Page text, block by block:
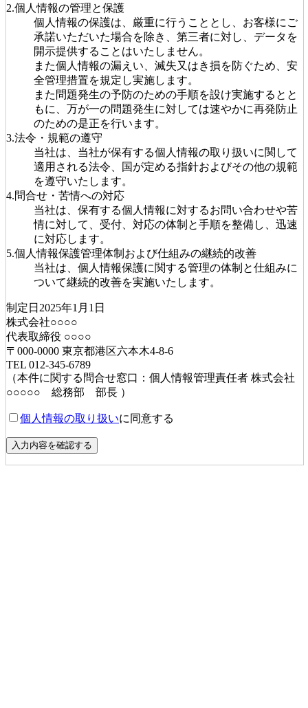
2.個人情報の管理と保護
個人情報の保護は、厳重に行うこととし、お客様にご
承諾いただいた場合を除き、第三者に対し、データを
開示提供することはいたしません。
また個人情報の漏えい、滅失又はき損を防ぐため、安
全管理措置を規定し実施します。
また問題発生の予防のための手順を設け実施するとと
もに、万が一の問題発生に対しては速やかに再発防止
のための是正を行います。
3.法令・規範の遵守
当社は、当社が保有する個人情報の取り扱いに関して
適用される法令、国が定める指針およびその他の規範
を遵守いたします。
4.問合せ・苦情への対応
当社は、保有する個人情報に対するお問い合わせや苦
情に対して、受付、対応の体制と手順を整備し、迅速
に対応します。
5.個人情報保護管理体制および仕組みの継続的改善
当社は、個人情報保護に関する管理の体制と仕組みに
ついて継続的改善を実施いたします。
制定日2025年1月1日
株式会社○○○○
代表取締役 ○○○○
〒000-0000 東京都港区六本木4-8-6
TEL 012-345-6789
（本件に関する問合せ窓口：個人情報管理責任者 株式会社
○○○○○ 総務部 部長 ）
個人情報の取り扱いに同意する